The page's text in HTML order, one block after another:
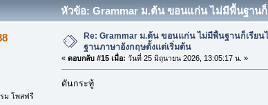
หัวข้อ: Grammar ม.ต้น ขอนแก่น ไม่มีพื้นฐาน
ม โพสฟรี
Re: Grammar ม.ต้น ขอนแก่น ไม่มีพื้นฐานก็เรียน
ฐานภาษาอังกฤษตั้งแต่เริ่มต้น
« ตอบกลับ #15 เมื่อ: วันที่ 25 มิถุนายน 2026, 13:05:17 น. »
ดันกระทู้